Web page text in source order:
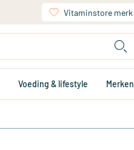
Vitaminstore merk
Voeding & lifestyle Merken